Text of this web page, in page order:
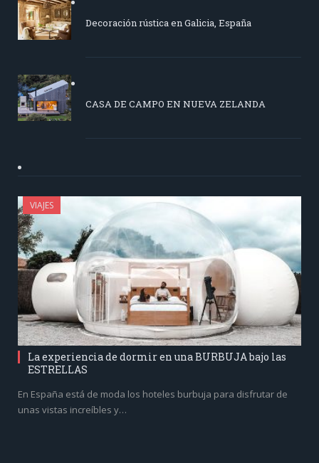
Decoración rústica en Galicia, España
CASA DE CAMPO EN NUEVA ZELANDA
VIAJES
La experiencia de dormir en una BURBUJA bajo las
ESTRELLAS
En España está de moda los hoteles burbuja para disfrutar de
unas vistas increíbles y…